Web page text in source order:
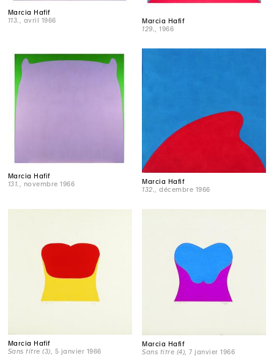
Marcia Hafif
113.
, avril 1966
Marcia Hafif
129.
, 1966
Marcia Hafif
131.
, novembre 1966
Marcia Hafif
132.
, décembre 1966
Marcia Hafif
Sans titre (3) , 5 janvier 1966
Marcia Hafif
Sans titre (4) , 7 janvier 1966